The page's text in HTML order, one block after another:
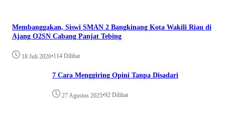
Membanggakan, Siswi SMAN 2 Bangkinang Kota Wakili Riau di
Ajang O2SN Cabang Panjat Tebing
18 Juli 2026•114 Dilihat
7 Cara Menggiring Opini Tanpa Disadari
27 Agustus 2025•92 Dilihat